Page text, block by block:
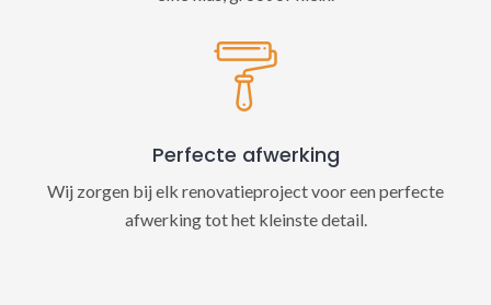
Perfecte afwerking
Wij zorgen bij elk renovatieproject voor een perfecte
afwerking tot het kleinste detail.